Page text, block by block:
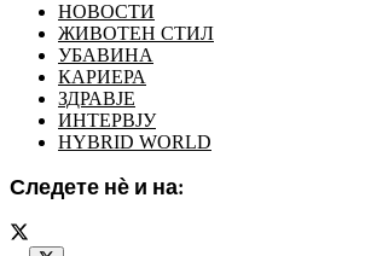
НОВОСТИ
ЖИВОТЕН СТИЛ
УБАВИНА
КАРИЕРА
ЗДРАВЈЕ
ИНТЕРВЈУ
HYBRID WORLD
Следете нѐ и на: